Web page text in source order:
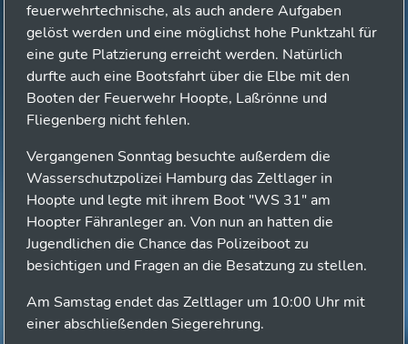
feuerwehrtechnische, als auch andere Aufgaben
gelöst werden und eine möglichst hohe Punktzahl für
eine gute Platzierung erreicht werden. Natürlich
durfte auch eine Bootsfahrt über die Elbe mit den
Booten der Feuerwehr Hoopte, Laßrönne und
Fliegenberg nicht fehlen.
Vergangenen Sonntag besuchte außerdem die
Wasserschutzpolizei Hamburg das Zeltlager in
Hoopte und legte mit ihrem Boot "WS 31" am
Hoopter Fähranleger an. Von nun an hatten die
Jugendlichen die Chance das Polizeiboot zu
besichtigen und Fragen an die Besatzung zu stellen.
Am Samstag endet das Zeltlager um 10:00 Uhr mit
einer abschließenden Siegerehrung.